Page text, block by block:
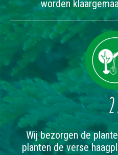
worden
Wij bezorgen de
planten de verse